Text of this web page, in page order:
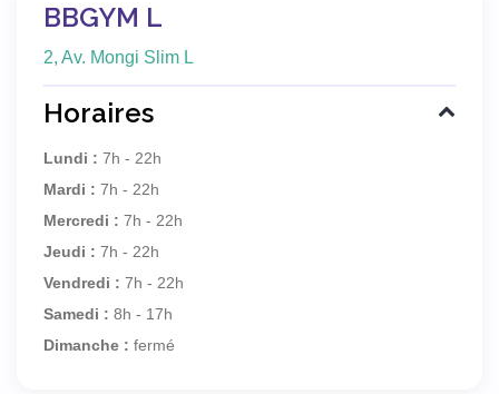
BBGYM L
2, Av. Mongi Slim L
Horaires
Lundi : 7h - 22h
Mardi : 7h - 22h
Mercredi : 7h - 22h
Jeudi : 7h - 22h
Vendredi : 7h - 22h
Samedi : 8h - 17h
Dimanche : fermé